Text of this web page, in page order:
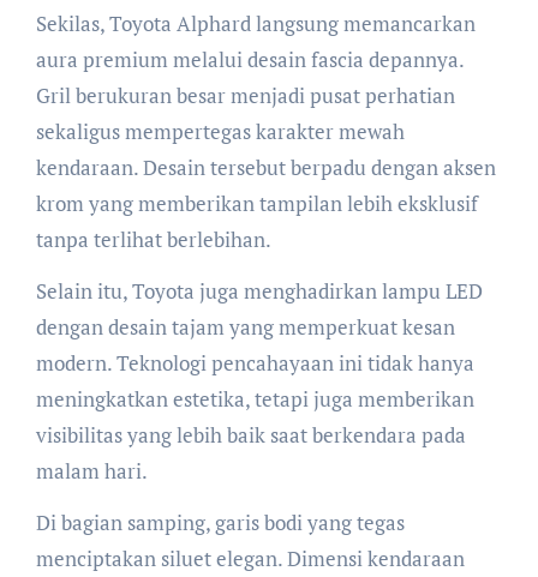
Sekilas, Toyota Alphard langsung memancarkan
aura premium melalui desain fascia depannya.
Gril berukuran besar menjadi pusat perhatian
sekaligus mempertegas karakter mewah
kendaraan. Desain tersebut berpadu dengan aksen
krom yang memberikan tampilan lebih eksklusif
tanpa terlihat berlebihan.
Selain itu, Toyota juga menghadirkan lampu LED
dengan desain tajam yang memperkuat kesan
modern. Teknologi pencahayaan ini tidak hanya
meningkatkan estetika, tetapi juga memberikan
visibilitas yang lebih baik saat berkendara pada
malam hari.
Di bagian samping, garis bodi yang tegas
menciptakan siluet elegan. Dimensi kendaraan